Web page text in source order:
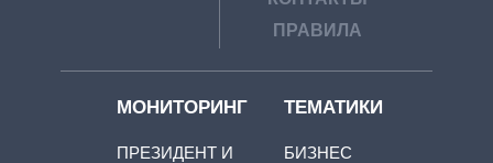
ПРАВИЛА
МОНИТОРИНГ
ПРЕЗИДЕНТ И
ТЕМАТИКИ
БИЗНЕС